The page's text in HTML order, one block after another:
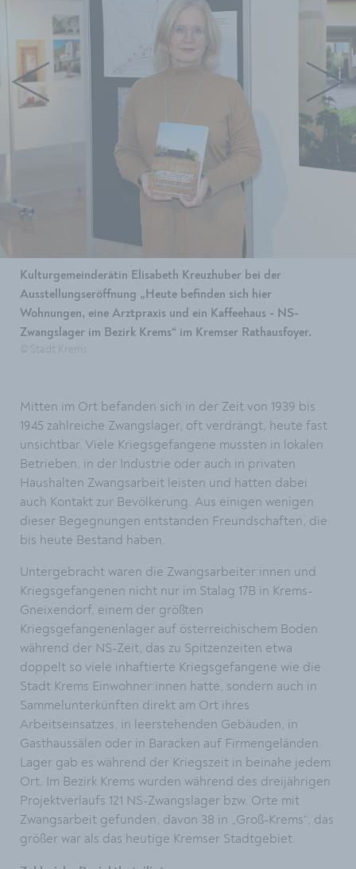
Kulturgemeinderätin Elisabeth Kreuzhuber bei der
Ausstellungseröffnung „Heute befinden sich hier
Wohnungen, eine Arztpraxis und ein Kaffeehaus - NS-
Zwangslager im Bezirk Krems“ im Kremser Rathausfoyer.
Mitten im Ort befanden sich in der Zeit von 1939 bis
1945 zahlreiche Zwangslager, oft verdrängt, heute fast
unsichtbar. Viele Kriegsgefangene mussten in lokalen
Betrieben, in der Industrie oder auch in privaten
Haushalten Zwangsarbeit leisten und hatten dabei
auch Kontakt zur Bevölkerung. Aus einigen wenigen
dieser Begegnungen entstanden Freundschaften, die
bis heute Bestand haben.
Untergebracht waren die Zwangsarbeiter:innen und
Kriegsgefangenen nicht nur im Stalag 17B in Krems-
Gneixendorf, einem der größten
Kriegsgefangenenlager auf österreichischem Boden
während der NS-Zeit, das zu Spitzenzeiten etwa
doppelt so viele inhaftierte Kriegsgefangene wie die
Stadt Krems Einwohner:innen hatte, sondern auch in
Sammelunterkünften direkt am Ort ihres
Arbeitseinsatzes, in leerstehenden Gebäuden, in
Gasthaussälen oder in Baracken auf Firmengeländen.
Lager gab es während der Kriegszeit in beinahe jedem
Ort. Im Bezirk Krems wurden während des dreijährigen
Projektverlaufs 121 NS-Zwangslager bzw. Orte mit
Zwangsarbeit gefunden, davon 38 in „Groß-Krems“, das
größer war als das heutige Kremser Stadtgebiet.